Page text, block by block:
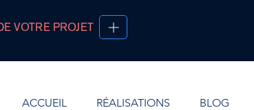
VOTRE PROJET
ACCUEIL RÉALISATIONS BLOG